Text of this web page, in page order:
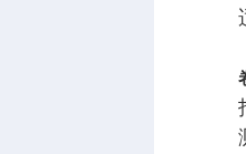
适
指
测